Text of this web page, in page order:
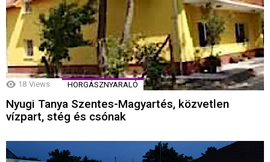
18 Views HORGÁSZNYARALÓ
Nyugi Tanya Szentes-Magyartés, közvetlen
vízpart, stég és csónak